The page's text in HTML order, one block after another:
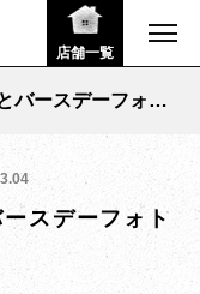
店舗一覧
バースデーフォト
スデーフォト